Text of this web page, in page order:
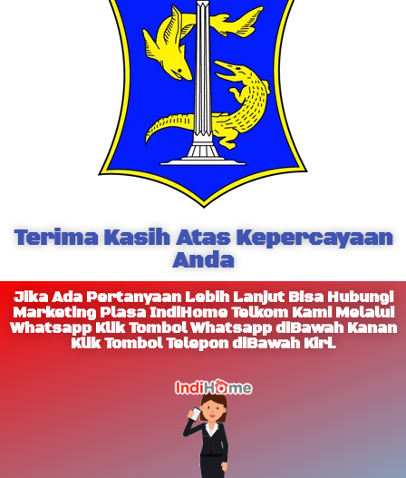
Terima Kasih Atas Kepercayaan
Anda
Jika Ada Pertanyaan Lebih Lanjut Bisa Hubungi
Marketing Plasa IndiHome Telkom Kami Melalui
Whatsapp Klik Tombol Whatsapp diBawah Kanan
Klik Tombol Telepon diBawah Kiri.